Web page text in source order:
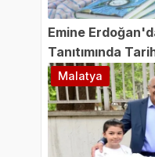
Emine
Tanıtımında
Malatya